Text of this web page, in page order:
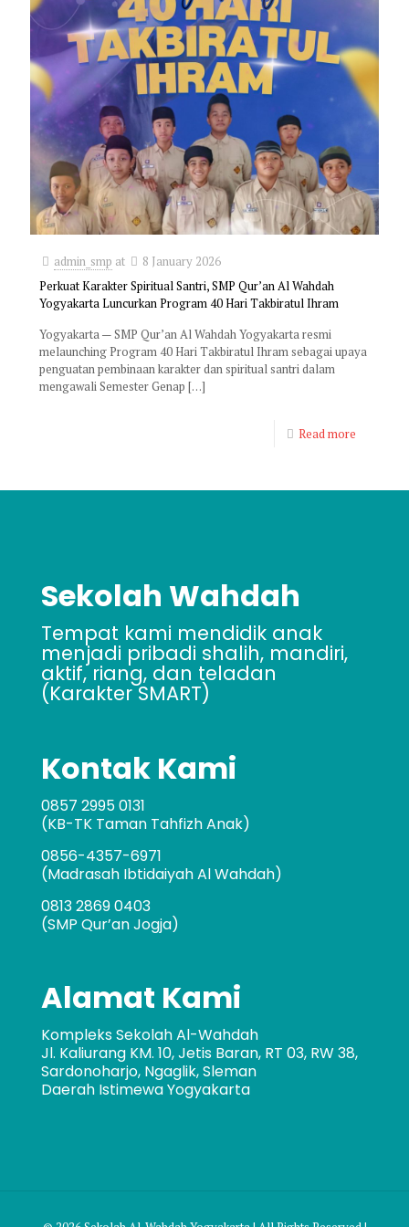
admin_smp at
8 January 2026
Perkuat Karakter Spiritual Santri, SMP Qur’an Al Wahdah
Yogyakarta Luncurkan Program 40 Hari Takbiratul Ihram
Yogyakarta — SMP Qur’an Al Wahdah Yogyakarta resmi
melaunching Program 40 Hari Takbiratul Ihram sebagai upaya
penguatan pembinaan karakter dan spiritual santri dalam
mengawali Semester Genap […]
Read more
Sekolah Wahdah
Tempat kami mendidik anak
menjadi pribadi shalih, mandiri,
aktif, riang, dan teladan
(Karakter SMART)
Kontak Kami
0857 2995 0131
(KB-TK Taman Tahfizh Anak)
0856-4357-6971
(Madrasah Ibtidaiyah Al Wahdah)
0813 2869 0403
(SMP Qur’an Jogja)
Alamat Kami
Kompleks Sekolah Al-Wahdah
Jl. Kaliurang KM. 10, Jetis Baran, RT 03, RW 38,
Sardonoharjo, Ngaglik, Sleman
Daerah Istimewa Yogyakarta